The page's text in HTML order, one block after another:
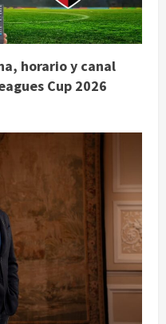
horario y canal
Cup 2026